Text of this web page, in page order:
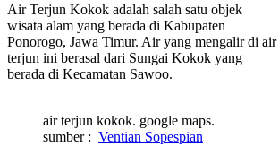
Air Terjun Kokok adalah salah satu objek
wisata alam yang berada di Kabupaten
Ponorogo, Jawa Timur. Air yang mengalir di air
terjun ini berasal dari Sungai Kokok yang
berada di Kecamatan Sawoo.
air terjun kokok. google maps.
sumber : Ventian Sopespian